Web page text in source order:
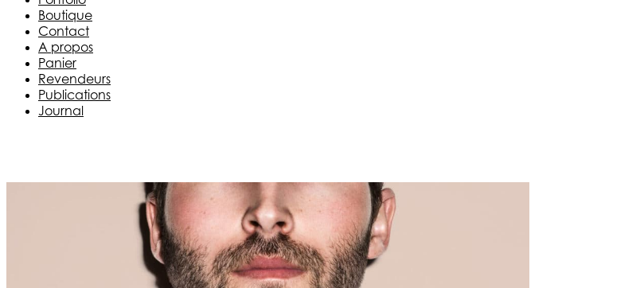
Boutique
Contact
A propos
Panier
Revendeurs
Publications
Journal